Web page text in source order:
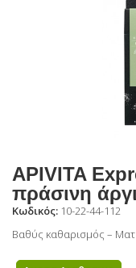
APIVITA
πράσινη
Κωδικός: 10-22-44-112
Βαθύς καθαρισμός –